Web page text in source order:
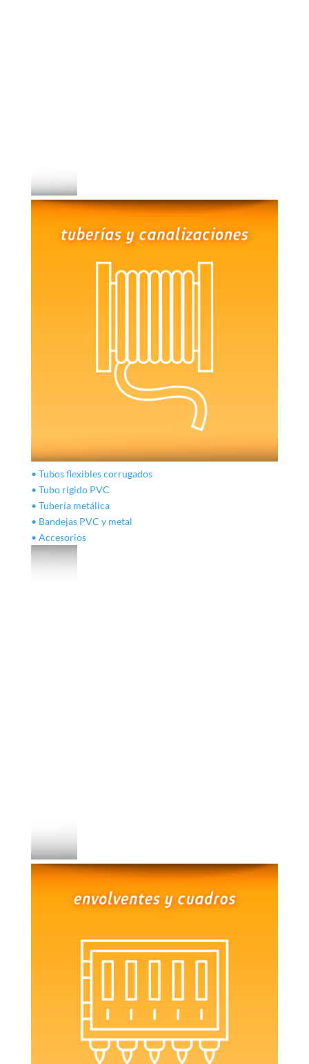
• Tubos flexibles corrugados
• Tubo rígido PVC
• Tubería metálica
• Bandejas PVC y metal
• Accesorios